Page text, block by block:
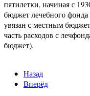
пятилетки, начиная с
бюджет лечебного
увязан с местным
часть расходов с
бюджет).
Назад
Вперёд